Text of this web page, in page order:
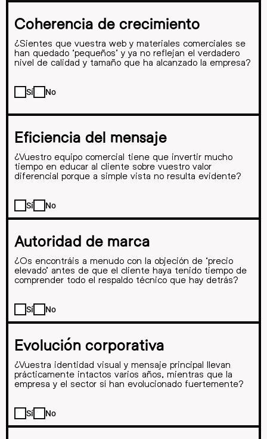
Coherencia de crecimiento
¿Sientes que vuestra web y materiales comerciales se
han quedado ‘pequeños’ y ya no reflejan el verdadero
nivel de calidad y tamaño que ha alcanzado la empresa?
Sí No
Eficiencia del mensaje
¿Vuestro equipo comercial tiene que invertir mucho
tiempo en educar al cliente sobre vuestro valor
diferencial porque a simple vista no resulta evidente?
Sí No
Autoridad de marca
¿Os encontráis a menudo con la objeción de ‘precio
elevado’ antes de que el cliente haya tenido tiempo de
comprender todo el respaldo técnico que hay detrás?
Sí No
Evolución corporativa
¿Vuestra identidad visual y mensaje principal llevan
prácticamente intactos varios años, mientras que la
empresa y el sector sí han evolucionado fuertemente?
Sí No